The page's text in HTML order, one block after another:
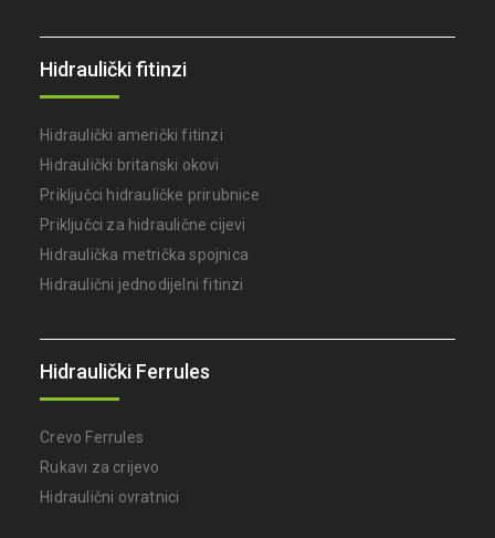
Hidraulički fitinzi
Hidraulički američki fitinzi
Hidraulički britanski okovi
Priključci hidrauličke prirubnice
Priključci za hidraulične cijevi
Hidraulička metrička spojnica
Hidraulični jednodijelni fitinzi
Hidraulički Ferrules
Crevo Ferrules
Rukavi za crijevo
Hidraulični ovratnici